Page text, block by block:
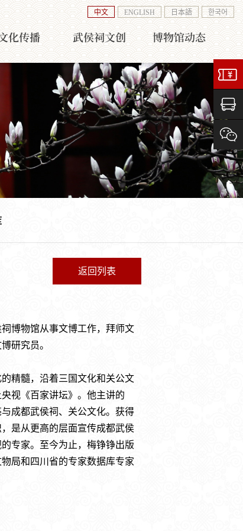
化传播 武侯祠文创 博物馆动态
中文 ENGLISH 日本語 한국어
返回列表
博物馆从事文博工作，拜师文
研究员。
精髓，沿着三国文化和关公文
视《百家讲坛》。他主讲的
成都武侯祠、关公文化。获得
是从更高的层面宣传成都武侯
专家。至今为止，梅铮铮出版
局和四川省的专家数据库专家